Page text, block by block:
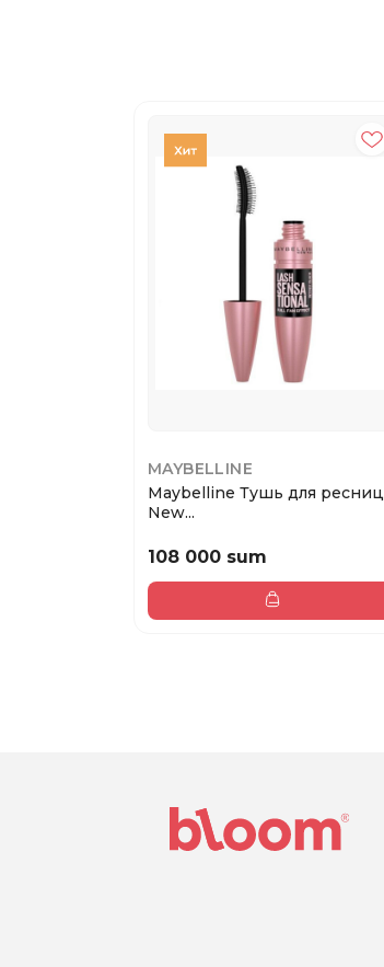
MAYBELLINE
Maybelline Тушь для ресниц
New...
108 000 sum